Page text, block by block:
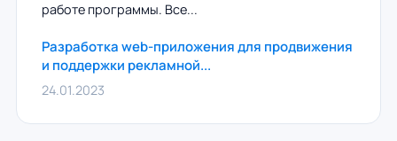
работе программы. Все...
Разработка web-приложения для продвижения
и поддержки рекламной...
24.01.2023